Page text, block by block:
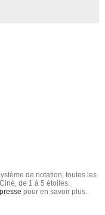
de notation, toutes les
de 1 à 5 étoiles.
pour en savoir plus.